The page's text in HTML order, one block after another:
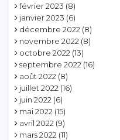
février 2023 (8)
janvier 2023 (6)
décembre 2022 (8)
novembre 2022 (8)
octobre 2022 (13)
septembre 2022 (16)
août 2022 (8)
juillet 2022 (16)
juin 2022 (6)
mai 2022 (15)
avril 2022 (9)
mars 2022 (11)